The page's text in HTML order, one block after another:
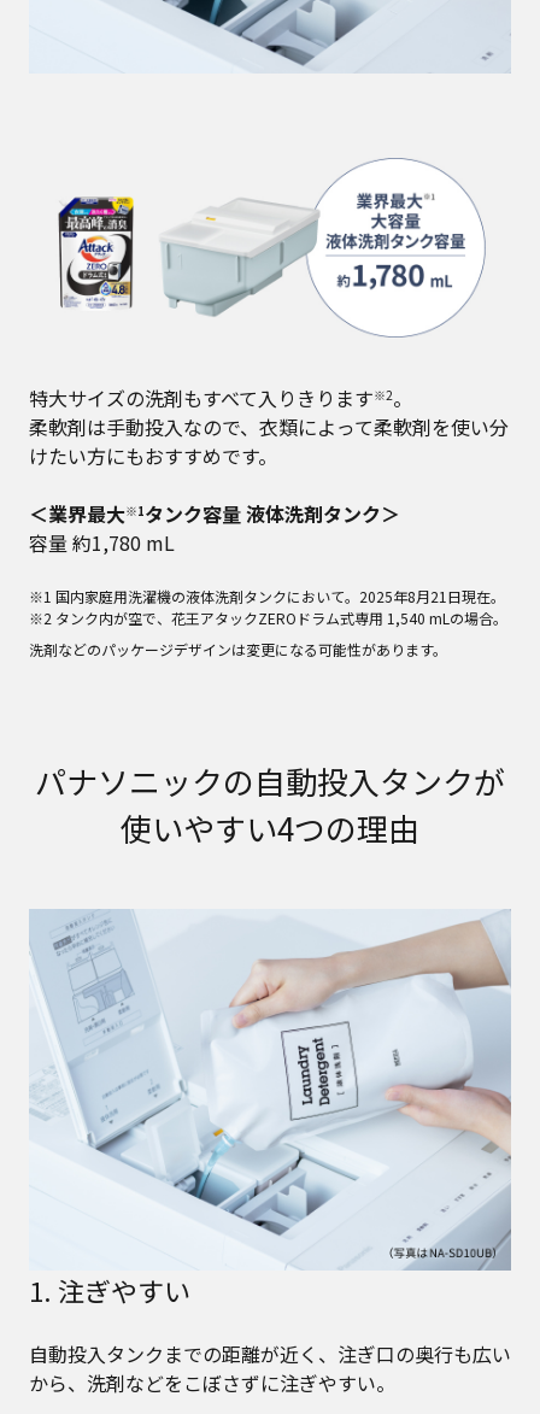
特大サイズの洗剤もすべて入りきります※2。
柔軟剤は手動投入なので、衣類によって柔軟剤を使い分
けたい方にもおすすめです。
＜業界最大※1タンク容量 液体洗剤タンク＞
容量 約1,780 mL
※1 国内家庭用洗濯機の液体洗剤タンクにおいて。2025年8月21日現在。
※2 タンク内が空で、花王アタックZEROドラム式専用 1,540 mLの場合。
洗剤などのパッケージデザインは変更になる可能性があります。
パナソニックの自動投入タンクが
使いやすい4つの理由
1. 注ぎやすい
自動投入タンクまでの距離が近く、注ぎ口の奥行も広い
から、洗剤などをこぼさずに注ぎやすい。